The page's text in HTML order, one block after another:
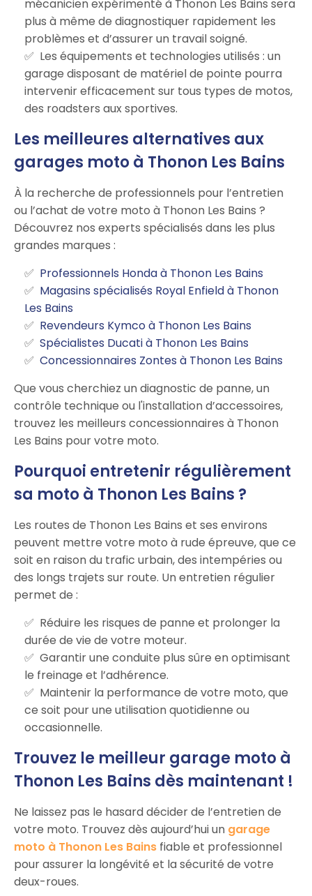
mécanicien expérimenté à Thonon Les Bains sera
plus à même de diagnostiquer rapidement les
problèmes et d’assurer un travail soigné.
Les équipements et technologies utilisés : un
garage disposant de matériel de pointe pourra
intervenir efficacement sur tous types de motos,
des roadsters aux sportives.
Les meilleures alternatives aux
garages moto à Thonon Les Bains
À la recherche de professionnels pour l’entretien
ou l’achat de votre moto à Thonon Les Bains ?
Découvrez nos experts spécialisés dans les plus
grandes marques :
Professionnels Honda à Thonon Les Bains
Magasins spécialisés Royal Enfield à Thonon
Les Bains
Revendeurs Kymco à Thonon Les Bains
Spécialistes Ducati à Thonon Les Bains
Concessionnaires Zontes à Thonon Les Bains
Que vous cherchiez un diagnostic de panne, un
contrôle technique ou l'installation d’accessoires,
trouvez les meilleurs concessionnaires à Thonon
Les Bains pour votre moto.
Pourquoi entretenir régulièrement
sa moto à Thonon Les Bains ?
Les routes de Thonon Les Bains et ses environs
peuvent mettre votre moto à rude épreuve, que ce
soit en raison du trafic urbain, des intempéries ou
des longs trajets sur route. Un entretien régulier
permet de :
Réduire les risques de panne et prolonger la
durée de vie de votre moteur.
Garantir une conduite plus sûre en optimisant
le freinage et l’adhérence.
Maintenir la performance de votre moto, que
ce soit pour une utilisation quotidienne ou
occasionnelle.
Trouvez le meilleur garage moto à
Thonon Les Bains dès maintenant !
Ne laissez pas le hasard décider de l’entretien de
votre moto. Trouvez dès aujourd’hui un garage
moto à Thonon Les Bains fiable et professionnel
pour assurer la longévité et la sécurité de votre
deux-roues.